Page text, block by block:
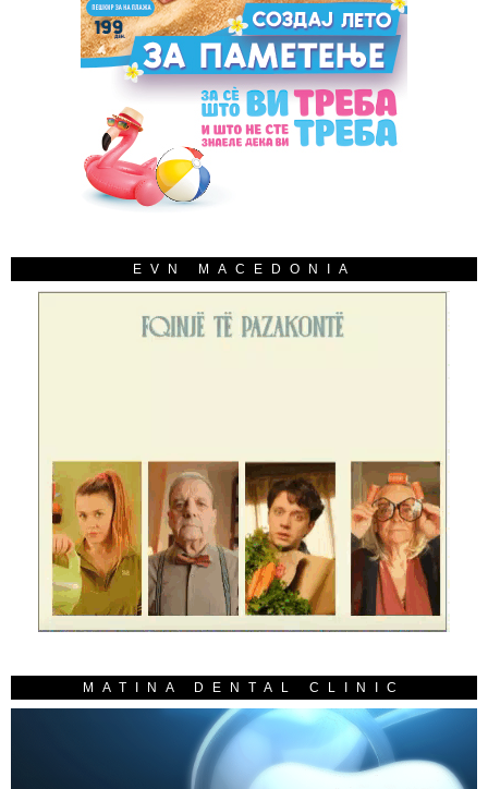
EVN MACEDONIA
MATINA DENTAL CLINIC